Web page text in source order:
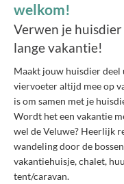
welkom!
Verwen je
lange vakantie!
Maakt jouw huisdier deel
viervoeter altijd mee op
is om samen met je
Wordt het een vakantie
wel de Veluwe? Heerlijk
wandeling door de
vakantiehuisje, chalet,
tent/caravan.